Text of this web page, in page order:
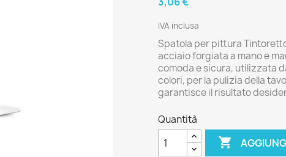
IVA inclusa
Spatola per pittura Tintoretto
acciaio forgiata a mano e
comoda e sicura, utilizzata
colori, per la pulizia della
garantisce il risultato
Quantità
